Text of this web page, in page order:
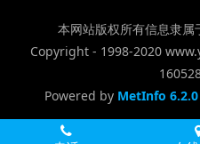
本网站版权所有信息隶
Copyright - 1998-2020
Powered by MetInfo 6.2.0